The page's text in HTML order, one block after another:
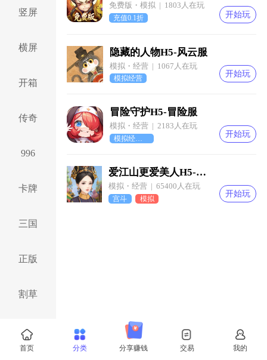
竖屏
横屏
开箱
传奇
996
卡牌
三国
正版
割草
仙侠
免费版・模拟 | 1803人在玩
充值0.1折 开始玩
隐藏的人物H5-风云服
模拟・经营 | 1067人在玩
模拟经营
开始玩
冒险守护H5-冒险服
模拟・经营 | 2183人在玩
模拟经营玩法
开始玩
爱江山更爱美人H5-满庭芳服
模拟・经营 | 65400人在玩
宫斗 模拟
开始玩
首页 分类 分享赚钱 交易 我的